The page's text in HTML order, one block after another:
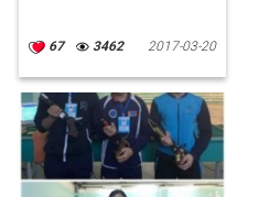
67 3462 2017-03-20